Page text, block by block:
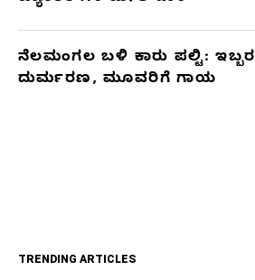
ನೆಲಮಂಗಲ ಬಳಿ ಕಾರು ಪಲ್ಟಿ: ಇಬ್ಬರ
ದುರ್ಮರಣ, ಮೂವರಿಗೆ ಗಾಯ
TRENDING ARTICLES